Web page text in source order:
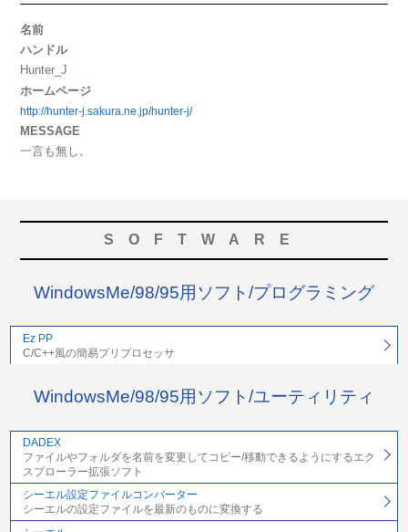
名前
ハンドル
Hunter_J
ホームページ
http://hunter-j.sakura.ne.jp/hunter-j/
MESSAGE
一言も無し。
SOFTWARE
WindowsMe/98/95用ソフト/プログラミング
Ez PP
C/C++風の簡易プリプロセッサ
WindowsMe/98/95用ソフト/ユーティリティ
DADEX
ファイルやフォルダを名前を変更してコピー/移動できるようにするエク
スプローラー拡張ソフト
シーエル設定ファイルコンバーター
シーエルの設定ファイルを最新のものに変換する